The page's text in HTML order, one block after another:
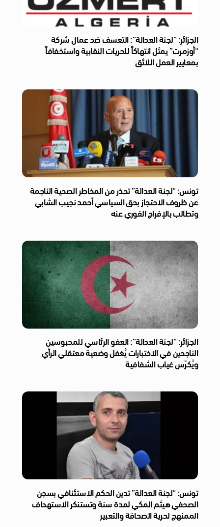
الجزائر: “لجنة العدالة”: التعسف ضد عمال شركة
“أوزمرت” يمثل انتهاكاً للحريات النقابية واستخفافاً
بمعايير العمل اللائق
تونس: “لجنة العدالة” تحذر من المخاطر الصحية الناجمة
عن ظروف الاحتجاز بحق السياسي أحمد نجيب الشابي
وتطالب بالإفراج الفوري عنه
الجزائر: “لجنة العدالة”: العفو الرئاسي للمحبوسين
الناجحين في الاختبارات يُغفل وضعية معتقلي الرأي
ويُكرّس غياب الشفافية
تونس: “لجنة العدالة” تدين الحكم الاستئنافي بسجن
الصحفي هيثم المكي لمدة سنة وتستنكر الاستهداف
الممنهج لحرية الصحافة والتعبير